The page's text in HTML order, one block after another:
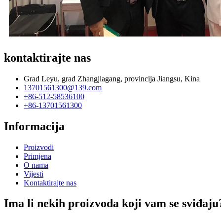
kontaktirajte nas
Grad Leyu, grad Zhangjiagang, provincija Jiangsu, Kina
13701561300@139.com
+86-512-58536100
+86-13701561300
Informacija
Proizvodi
Primjena
O nama
Vijesti
Kontaktirajte nas
Ima li nekih proizvoda koji vam se